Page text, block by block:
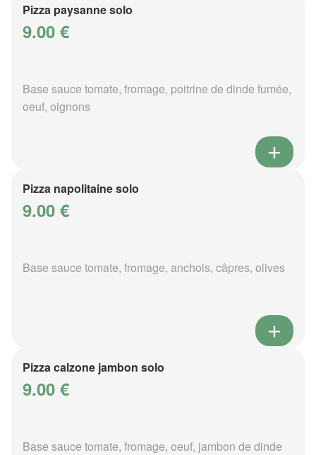
Pizza paysanne solo
9.00 €
Base sauce tomate, fromage, poitrine de dinde fumée,
oeuf, oignons
Pizza napolitaine solo
9.00 €
Base sauce tomate, fromage, anchois, câpres, olives
Pizza calzone jambon solo
9.00 €
Base sauce tomate, fromage, oeuf, jambon de dinde